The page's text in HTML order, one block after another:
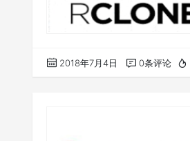
2018年7月4日 0条评论